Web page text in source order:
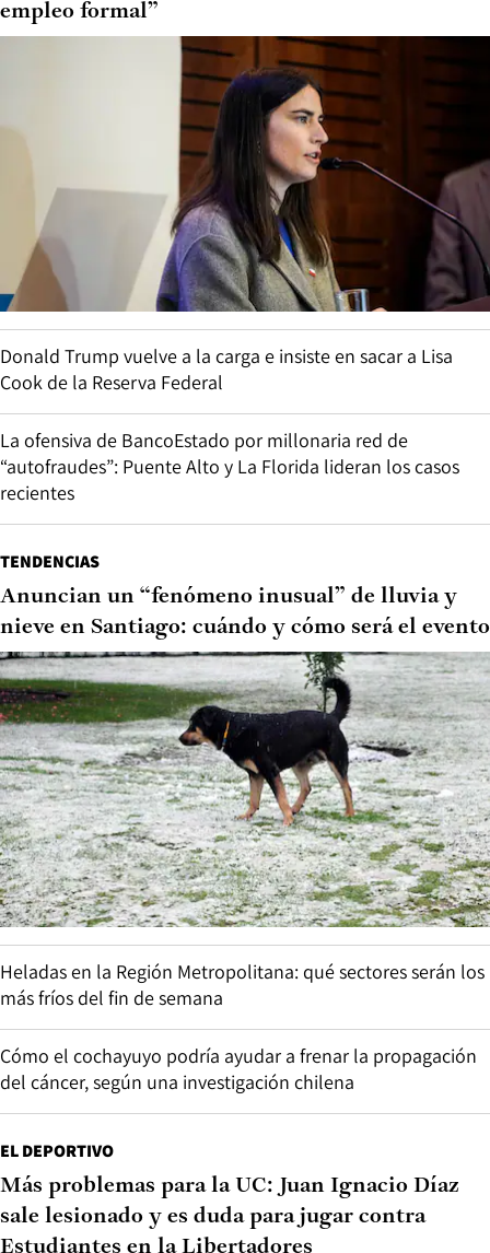
empleo formal”
Donald Trump vuelve a la carga e insiste en sacar a Lisa
Cook de la Reserva Federal
La ofensiva de BancoEstado por millonaria red de
“autofraudes”: Puente Alto y La Florida lideran los casos
recientes
TENDENCIAS
Anuncian un “fenómeno inusual” de lluvia y
nieve en Santiago: cuándo y cómo será el evento
Heladas en la Región Metropolitana: qué sectores serán los
más fríos del fin de semana
Cómo el cochayuyo podría ayudar a frenar la propagación
del cáncer, según una investigación chilena
EL DEPORTIVO
Más problemas para la UC: Juan Ignacio Díaz
sale lesionado y es duda para jugar contra
Estudiantes en la Libertadores